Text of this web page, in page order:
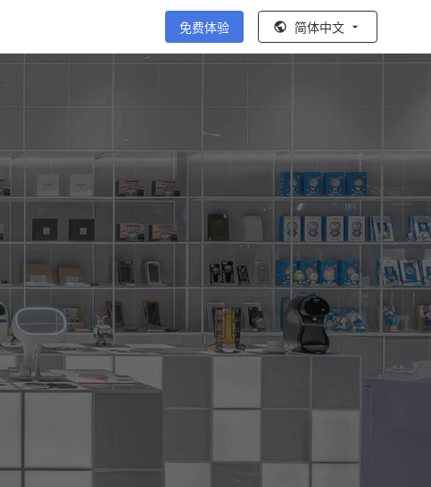
免费体验 简体中文